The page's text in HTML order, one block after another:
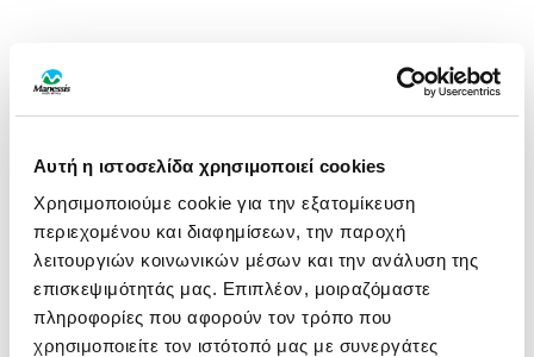
Αυτή η ιστοσελίδα χρησιμοποιεί cookies
Χρησιμοποιούμε cookie για την εξατομίκευση
περιεχομένου και διαφημίσεων, την παροχή
λειτουργιών κοινωνικών μέσων και την ανάλυση της
επισκεψιμότητάς μας. Επιπλέον, μοιραζόμαστε
πληροφορίες που αφορούν τον τρόπο που
χρησιμοποιείτε τον ιστότοπό μας με συνεργάτες